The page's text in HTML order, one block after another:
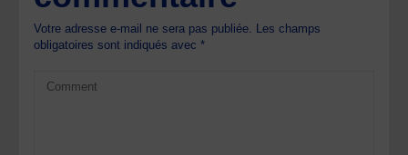
Votre adresse e-mail ne sera pas publiée. Les champs
obligatoires sont indiqués avec*